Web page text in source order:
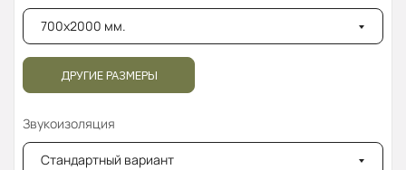
700x2000 мм.
ДРУГИЕ РАЗМЕРЫ
Звукоизоляция
Стандартный вариант